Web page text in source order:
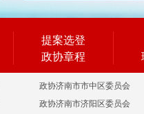
提案选登
政协章程
政协济南市市中区委员会
政协济南市济阳区委员会